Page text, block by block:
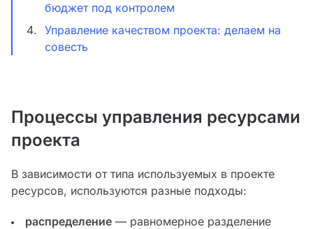
бюджет под контролем
Управление качеством проекта: делаем на
совесть
Процессы управления ресурсами
проекта
В зависимости от типа используемых в проекте
ресурсов, используются разные подходы:
распределение — равномерное разделение